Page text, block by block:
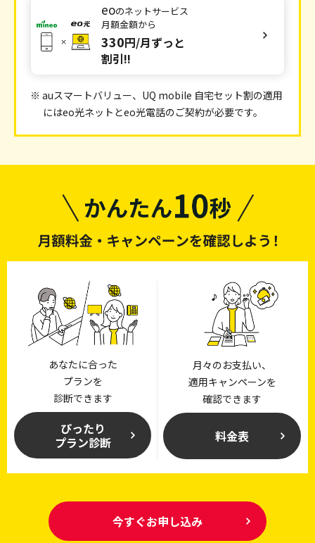
件です。詳しくはこちらをご確認ください。
※4 「eo暮らしスタート割」「eoの10ギガ割」「eoの10
ギガトクトク割」「eo光テレビパック割」の適用が
条件です。詳しくは
光テレビパック割」「CSパック割」の適用が条件で
す。詳しくはこちらをご確認ください。
らをご確認ください。
eoのネットサービス
月額金額から
330円/月ずっと
割引!!
※ auスマートバリュー、UQ mobile 自宅セット割の適用
にはeo光ネットとeo光電話のご契約が必要です。
あなたに合った
プランを
診断できます
ぴったり
プラン診断
月々のお支払い、
適用キャンペーンを
確認できます
料金表
今すぐお申し込み